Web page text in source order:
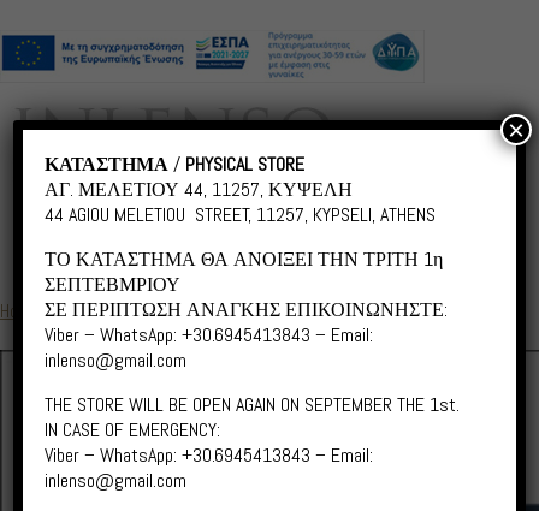
Home /Sea/ S065 Universe Sea
ΚΑΤΑΣΤΗΜΑ/ PHYSICAL STORE
ΑΓ. ΜΕΛΕΤΙΟΥ 44, 11257, ΚΥΨΕΛΗ
44 AGIOU MELETIOU STREET, 11257, KYPSELI, ATHENS
ΤΟ ΚΑΤΑΣΤΗΜΑ ΘΑ ΑΝΟΙΞΕΙ ΤΗΝ ΤΡΙΤΗ 1η
ΣΕΠΤΕΒΜΡΙΟΥ
ΣΕ ΠΕΡΙΠΤΩΣΗ ΑΝΑΓΚΗΣ ΕΠΙΚΟΙΝΩΝΗΣΤΕ:
Viber – WhatsApp: +30.6945413843 – Email:
inlenso@gmail.com
THE STORE WILL BE OPEN AGAIN ON SEPTEMBER THE 1st.
IN CASE OF EMERGENCY:
Viber – WhatsApp: +30.6945413843 – Email:
inlenso@gmail.com
×